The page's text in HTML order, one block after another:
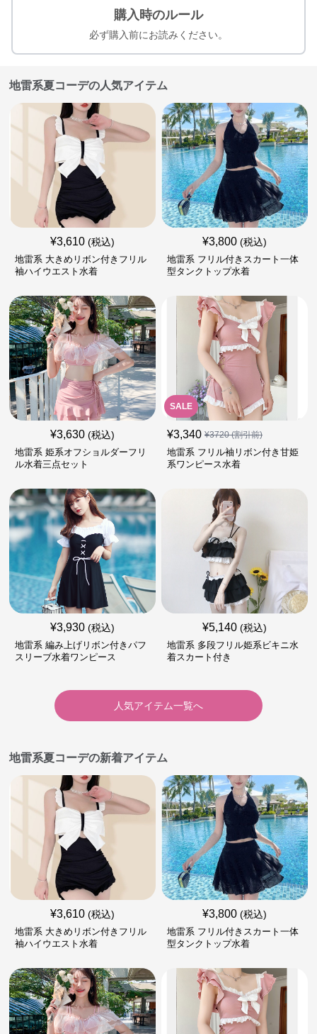
購入時のルール
必ず購入前にお読みください。
地雷系夏コーデの人気アイテム
¥3,610 (税込)
地雷系 大きめリボン付きフリル
袖ハイウエスト水着
¥3,800 (税込)
地雷系 フリル付きスカート一体
型タンクトップ水着
¥3,630 (税込)
地雷系 姫系オフショルダーフリ
ル水着三点セット
SALE
¥3,340 ¥3720(割引前)
地雷系 フリル袖リボン付き甘姫
系ワンピース水着
¥3,930 (税込)
地雷系 編み上げリボン付きパフ
スリーブ水着ワンピース
¥5,140 (税込)
地雷系 多段フリル姫系ビキニ水
着スカート付き
人気アイテム一覧へ
地雷系夏コーデの新着アイテム
¥3,610 (税込)
地雷系 大きめリボン付きフリル
袖ハイウエスト水着
¥3,800 (税込)
地雷系 フリル付きスカート一体
型タンクトップ水着